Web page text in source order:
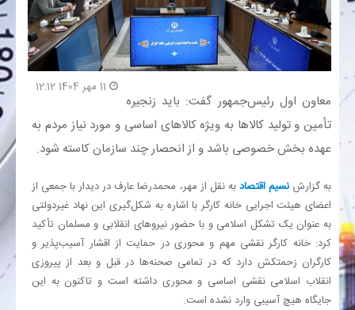
صنعت معدن و تجارت
بیمه و بورس
انرژی
اقتصاد
معاون اول رئیس‌جمهور گفت: باید زنجیره
تأمین و تولید کالاها به ویژه کالاهای اساسی و مورد نیاز مردم به
عهده بخش خصوصی باشد و از انحصار چند سازمان کاسته شود.
به گزارشنسیم اقتصادبه نقل از مهر، محمدرضا عارف در دیدار با جمعی از
اعضای هیئت اجرایی خانه کارگر با اشاره به شکل‌گیری این نهاد غیردولتی
به عنوان یک تشکل اسلامی و با حضور نیروهای انقلابی و مسلمان تأکید
کرد: خانه کارگر نقشی مهم و محوری در حمایت از اقشار آسیب‌پذیر و
کارگران زحمتکش دارد که در تمامی صحنه‌ها در قبل و بعد از پیروزی
انقلاب اسلامی نقشی اساسی و محوری داشته است و تاکنون به این
جایگاه هیچ آسیبی وارد نشده است.